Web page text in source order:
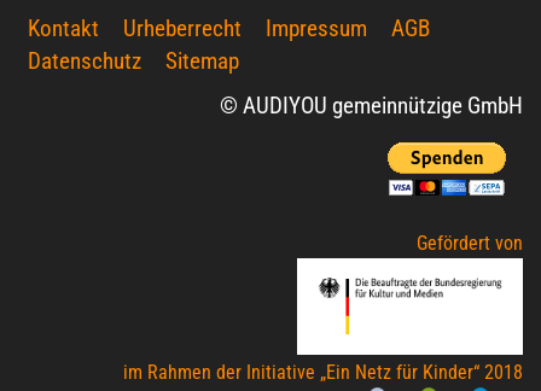
Kontakt Urheberrecht Impressum
AGB
Datenschutz
Sitemap
© AUDIYOU gemeinnützige GmbH
Gefördert von
im Rahmen der Initiative „Ein Netz für Kinder“ 2018